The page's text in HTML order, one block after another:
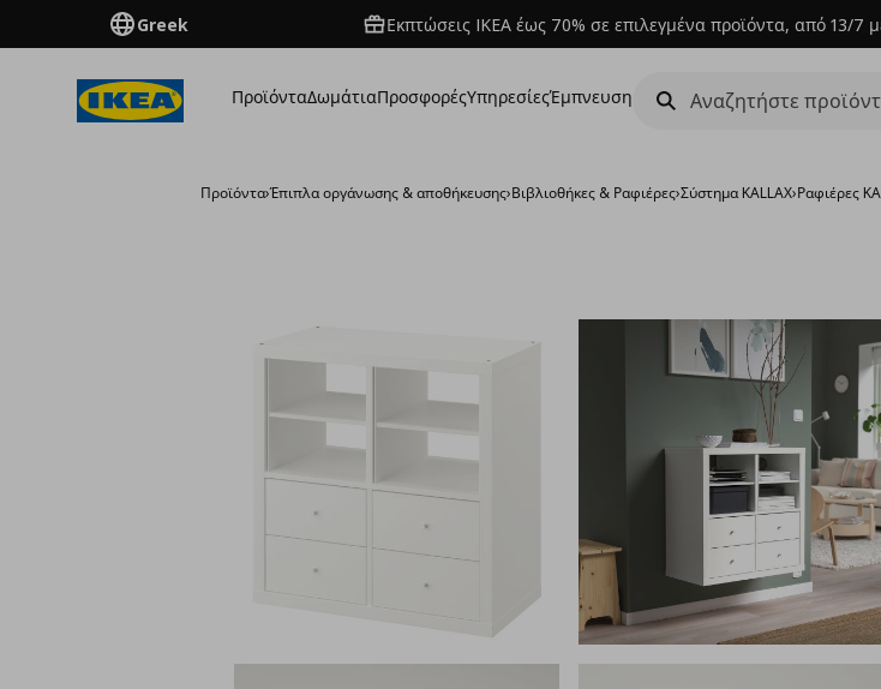
Greek Εκπτώσεις IKEA έως 70% σε επιλεγμένα προϊόντα, από 13/7
ΠροϊόνταΔωμάτιαΠροσφορέςΥπηρεσίεςΈμπνευση
Προϊόντα›Έπιπλα οργάνωσης & αποθήκευσης›Βιβλιοθήκες & Ραφιέρες›Σύστημα KALLAX›Ραφιέρες